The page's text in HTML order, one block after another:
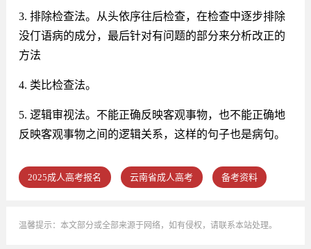
3. 排除检查法。从头依序往后检查，在检查中逐步排除
没仃语病的成分，最后针对有问题的部分来分析改正的
方法
4. 类比检查法。
5. 逻辑审视法。不能正确反映客观事物，也不能正确地
反映客观事物之间的逻辑关系，这样的句子也是病句。
2025成人高考报名 云南省成人高考 备考资料
温馨提示：本文部分或全部来源于网络，如有侵权，请联系本站处理。